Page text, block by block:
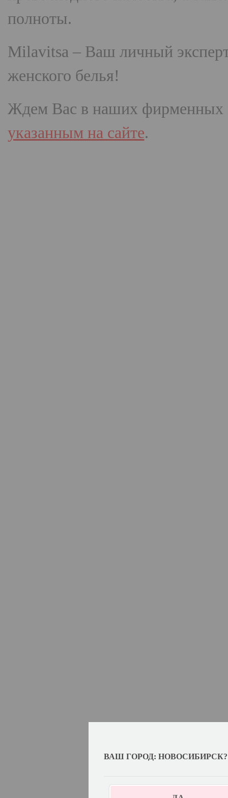
полноты.
Milavitsa – Ваш личный
женского белья!
Ждем Вас в наших фирменных
указанным на сайте.
ВАШ ГОРОД: НОВОСИБИРСК?